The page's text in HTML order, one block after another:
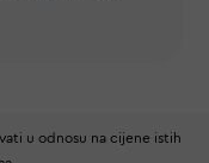
Kod čišćenja
će ti biti
u odnosu na cijene istih